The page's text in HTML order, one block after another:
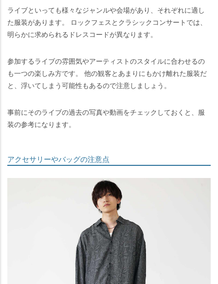
ライブといっても様々なジャンルや会場があり、それぞれに適し
た服装があります。 ロックフェスとクラシックコンサートでは、
明らかに求められるドレスコードが異なります。
参加するライブの雰囲気やアーティストのスタイルに合わせるの
も一つの楽しみ方です。 他の観客とあまりにもかけ離れた服装だ
と、浮いてしまう可能性もあるので注意しましょう。
事前にそのライブの過去の写真や動画をチェックしておくと、服
装の参考になります。
アクセサリーやバッグの注意点